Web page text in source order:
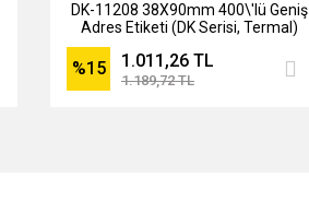
DK-11208 38X90mm 400\'lü Geniş
Adres Etiketi (DK Serisi, Termal)
%15 1.011,26 TL
1.189,72 TL